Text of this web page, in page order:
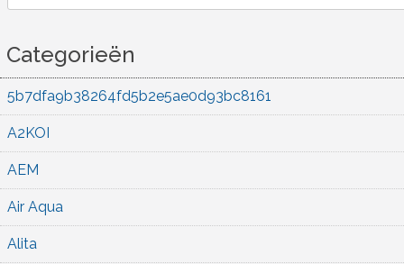
Categorieën
5b7dfa9b38264fd5b2e5ae0d93bc8161
A2KOI
AEM
Air Aqua
Alita